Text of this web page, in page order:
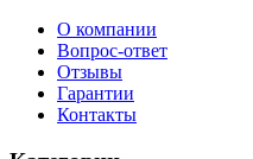
О компании
Вопрос-ответ
Отзывы
Гарантии
Контакты